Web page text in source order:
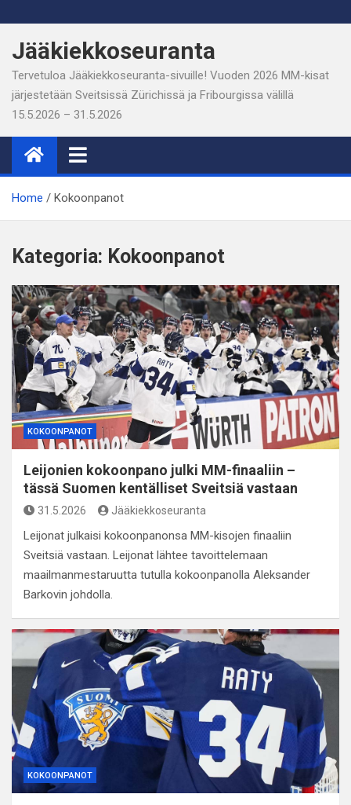
to
content
Jääkiekkoseuranta
Tervetuloa Jääkiekkoseuranta-sivuille! Vuoden 2026 MM-kisat
järjestetään Sveitsissä Zürichissä ja Fribourgissa välillä
15.5.2026 – 31.5.2026
Home Kokoonpanot
Kategoria: Kokoonpanot
KOKOONPANOT
Leijonien kokoonpano julki MM-finaaliin –
tässä Suomen kentälliset Sveitsiä vastaan
31.5.2026 Jääkiekkoseuranta
Leijonat julkaisi kokoonpanonsa MM-kisojen finaaliin
Sveitsiä vastaan. Leijonat lähtee tavoittelemaan
maailmanmestaruutta tutulla kokoonpanolla Aleksander
Barkovin johdolla.
KOKOONPANOT